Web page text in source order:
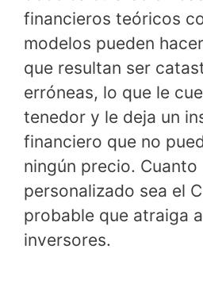
financieros teóricos
modelos pueden
que resultan ser
erróneas, lo que le
tenedor y le deja un
financiero que no
ningún precio. Cuanto
personalizado sea el
probable que atraiga
inversores.